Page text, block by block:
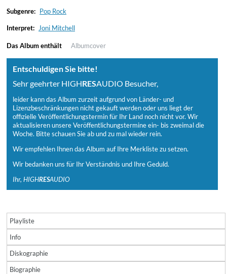
Subgenre: Pop Rock
Interpret: Joni Mitchell
Das Album enthält Albumcover
Entschuldigen Sie bitte!
Sehr geehrter HIGHRESAUDIO Besucher,
leider kann das Album zurzeit aufgrund von Länder- und
Lizenzbeschränkungen nicht gekauft werden oder uns liegt der
offizielle Veröffentlichungstermin für Ihr Land noch nicht vor. Wir
aktualisieren unsere Veröffentlichungstermine ein- bis zweimal die
Woche. Bitte schauen Sie ab und zu mal wieder rein.
Wir empfehlen Ihnen das Album auf Ihre Merkliste zu setzen.
Wir bedanken uns für Ihr Verständnis und Ihre Geduld.
Ihr, HIGHRESAUDIO
Playliste
Info
Diskographie
Biographie